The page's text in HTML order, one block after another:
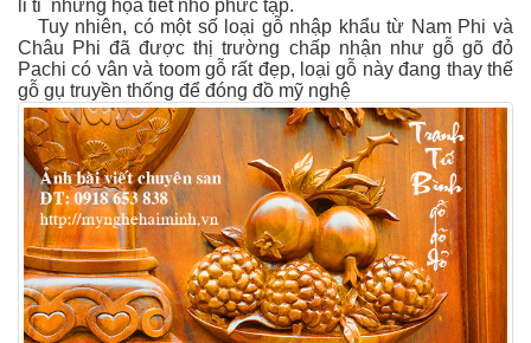
li ti những họa tiết nhỏ phức tạp.
Tuy nhiên, có một số loại gỗ nhập khẩu từ Nam Phi và
Châu Phi đã được thị trường chấp nhận như gỗ gõ đỏ
Pachi có vân và toom gỗ rất đẹp, loại gỗ này đang thay thế
gỗ gụ truyền thống để đóng đồ mỹ nghệ